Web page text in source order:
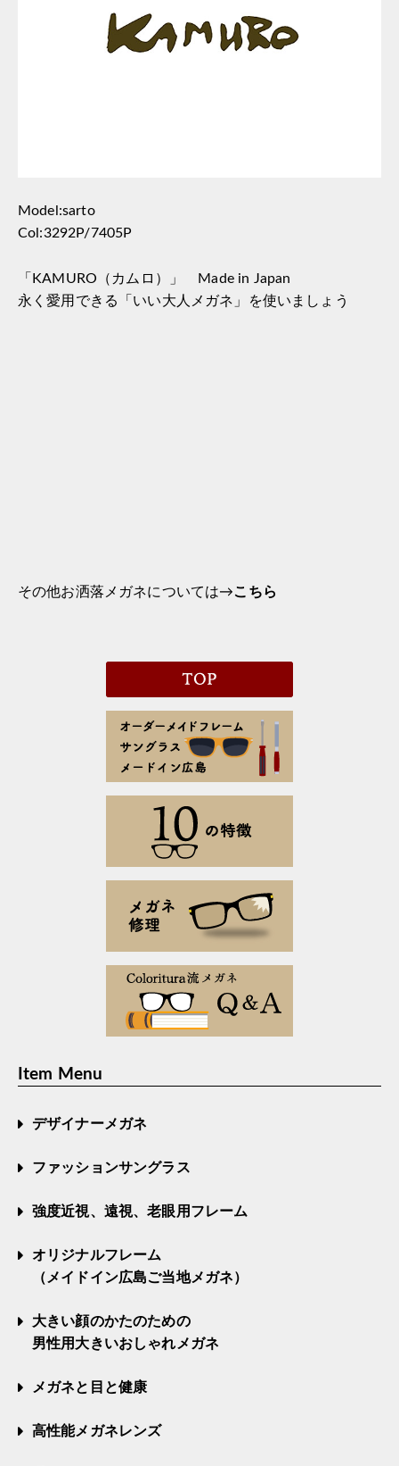
Model:sarto
Col:3292P/7405P
「KAMURO（カムロ）」 Made in Japan
永く愛用できる「いい大人メガネ」を使いましょう
その他お洒落メガネについては→こちら
Item Menu
デザイナーメガネ
ファッションサングラス
強度近視、遠視、老眼用フレーム
オリジナルフレーム
（メイドイン広島ご当地メガネ）
大きい顔のかたのための
男性用大きいおしゃれメガネ
メガネと目と健康
高性能メガネレンズ